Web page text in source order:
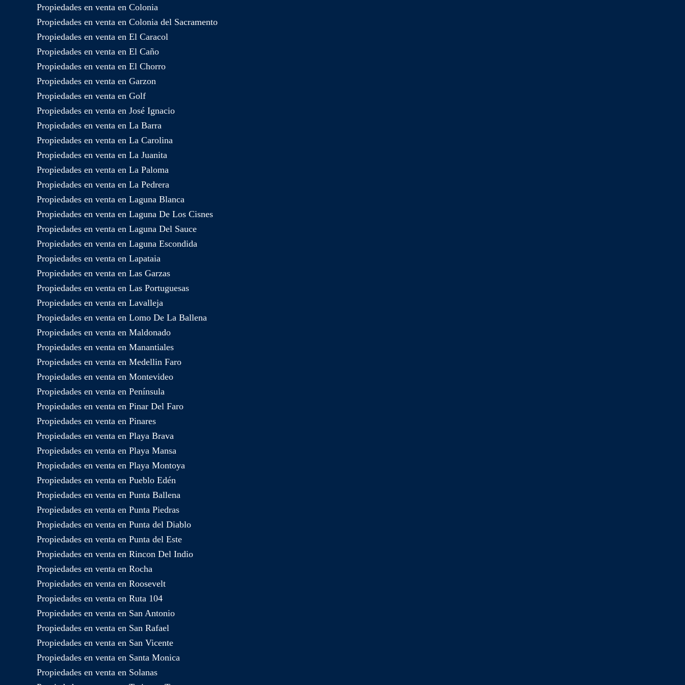
Propiedades en venta en Colonia
Propiedades en venta en Colonia del Sacramento
Propiedades en venta en El Caracol
Propiedades en venta en El Caño
Propiedades en venta en El Chorro
Propiedades en venta en Garzon
Propiedades en venta en Golf
Propiedades en venta en José Ignacio
Propiedades en venta en La Barra
Propiedades en venta en La Carolina
Propiedades en venta en La Juanita
Propiedades en venta en La Paloma
Propiedades en venta en La Pedrera
Propiedades en venta en Laguna Blanca
Propiedades en venta en Laguna De Los Cisnes
Propiedades en venta en Laguna Del Sauce
Propiedades en venta en Laguna Escondida
Propiedades en venta en Lapataia
Propiedades en venta en Las Garzas
Propiedades en venta en Las Portuguesas
Propiedades en venta en Lavalleja
Propiedades en venta en Lomo De La Ballena
Propiedades en venta en Maldonado
Propiedades en venta en Manantiales
Propiedades en venta en Medellin Faro
Propiedades en venta en Montevideo
Propiedades en venta en Península
Propiedades en venta en Pinar Del Faro
Propiedades en venta en Pinares
Propiedades en venta en Playa Brava
Propiedades en venta en Playa Mansa
Propiedades en venta en Playa Montoya
Propiedades en venta en Pueblo Edén
Propiedades en venta en Punta Ballena
Propiedades en venta en Punta Piedras
Propiedades en venta en Punta del Diablo
Propiedades en venta en Punta del Este
Propiedades en venta en Rincon Del Indio
Propiedades en venta en Rocha
Propiedades en venta en Roosevelt
Propiedades en venta en Ruta 104
Propiedades en venta en San Antonio
Propiedades en venta en San Rafael
Propiedades en venta en San Vicente
Propiedades en venta en Santa Monica
Propiedades en venta en Solanas